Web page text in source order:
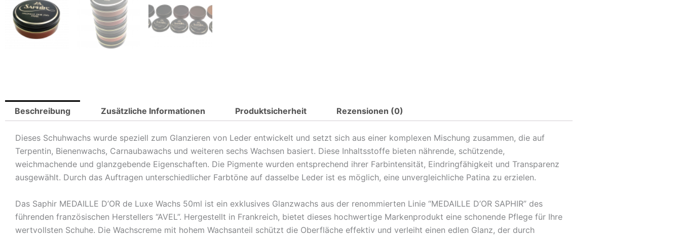
Beschreibung Zusätzliche Informationen Produktsicherheit Rezensionen (0)
Dieses Schuhwachs wurde speziell zum Glanzieren von Leder entwickelt und setzt sich aus einer komplexen Mischung zusammen, die auf
Terpentin, Bienenwachs, Carnaubawachs und weiteren sechs Wachsen basiert. Diese Inhaltsstoffe bieten nährende, schützende,
weichmachende und glanzgebende Eigenschaften. Die Pigmente wurden entsprechend ihrer Farbintensität, Eindringfähigkeit und Transparenz
ausgewählt. Durch das Auftragen unterschiedlicher Farbtöne auf dasselbe Leder ist es möglich, eine unvergleichliche Patina zu erzielen.
Das Saphir MEDAILLE D’OR de Luxe Wachs 50ml ist ein exklusives Glanzwachs aus der renommierten Linie “MEDAILLE D’OR SAPHIR” des
führenden französischen Herstellers “AVEL”. Hergestellt in Frankreich, bietet dieses hochwertige Markenprodukt eine schonende Pflege für Ihre
wertvollsten Schuhe. Die Wachscreme mit hohem Wachsanteil schützt die Oberfläche effektiv und verleiht einen edlen Glanz, der durch